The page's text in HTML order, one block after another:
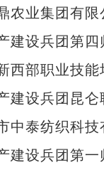
业集团有限
设兵团第四
部职业技能
设兵团昆仑
泰纺织科技
设兵团第一